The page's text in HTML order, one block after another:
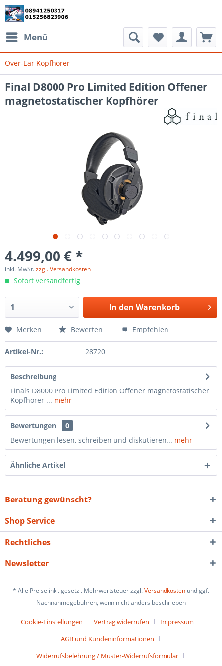
Menü
Over-Ear Kopfhörer
Final D8000 Pro Limited Edition Offener
magnetostatischer Kopfhörer
4.499,00 € *
inkl. MwSt.zzgl. Versandkosten
Sofort versandfertig
In den Warenkorb
Merken Bewerten Empfehlen
Artikel-Nr.: 28720
Beschreibung
Finals D8000 Pro Limited Edition Offener magnetostatischer
Kopfhörer ... mehr
Bewertungen
0
Bewertungen lesen, schreiben und diskutieren... mehr
Ähnliche Artikel
Beratung gewünscht?
Shop Service
Rechtliches
Newsletter
* Alle Preise inkl. gesetzl. Mehrwertsteuer zzgl.Versandkosten und ggf.
Nachnahmegebühren, wenn nicht anders beschrieben
Cookie-Einstellungen Vertrag widerrufen
Impressum
AGB und Kundeninformationen
Widerrufsbelehrung / Muster-Widerrufsformular